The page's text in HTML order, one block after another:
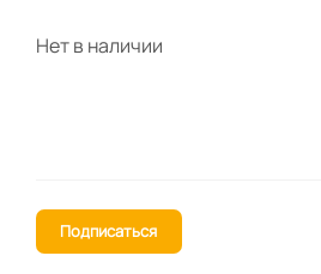
Нет в наличии
Подписаться